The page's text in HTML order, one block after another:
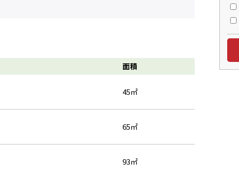
面積
45㎡
65㎡
93㎡